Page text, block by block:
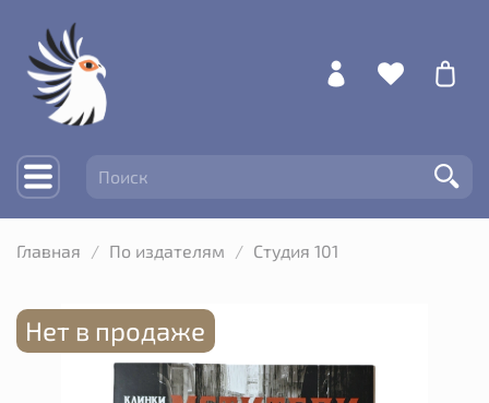
Главная По издателям Студия 101
Нет в продаже